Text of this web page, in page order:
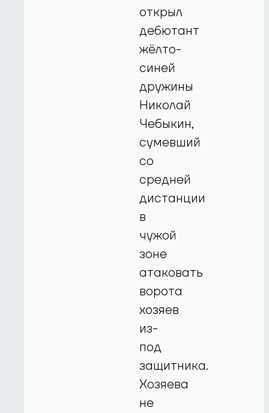
открыл
дебютант
жёлто-
синей
дружины
Николай
Чебыкин,
сумевший
со
средней
дистанции
в
чужой
зоне
атаковать
ворота
хозяев
из-
под
защитника.
Хозяева
не